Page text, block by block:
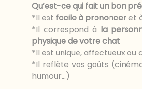
Qu’est-ce qui fait un bon
*Il est facile à prononceret
*Il correspond à la
physique de votre chat
*Il est unique, affectueux ou
*Il reflète vos goûts
humour…)